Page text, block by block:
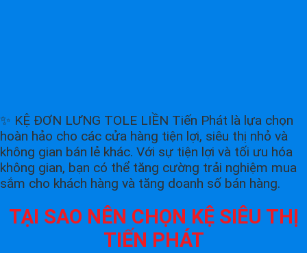
✨ KỆ ĐƠN LƯNG TOLE LIỀN Tiến Phát là lựa chọn
hoàn hảo cho các cửa hàng tiện lợi, siêu thị nhỏ và
không gian bán lẻ khác. Với sự tiện lợi và tối ưu hóa
không gian, bạn có thể tăng cường trải nghiệm mua
sắm cho khách hàng và tăng doanh số bán hàng.
TẠI SAO NÊN CHỌN KỆ SIÊU THỊ
TIẾN PHÁT